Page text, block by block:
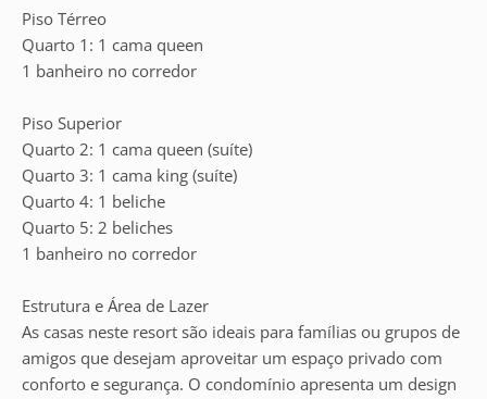
Piso Térreo
Quarto 1: 1 cama queen
1 banheiro no corredor
Piso Superior
Quarto 2: 1 cama queen (suíte)
Quarto 3: 1 cama king (suíte)
Quarto 4: 1 beliche
Quarto 5: 2 beliches
1 banheiro no corredor
Estrutura e Área de Lazer
As casas neste resort são ideais para famílias ou grupos de
amigos que desejam aproveitar um espaço privado com
conforto e segurança. O condomínio apresenta um design